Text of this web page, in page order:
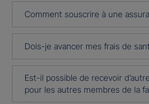
Comment souscrire à une
Dois-je avancer mes frais de
Est-il possible de recevoir
pour les autres membres de la